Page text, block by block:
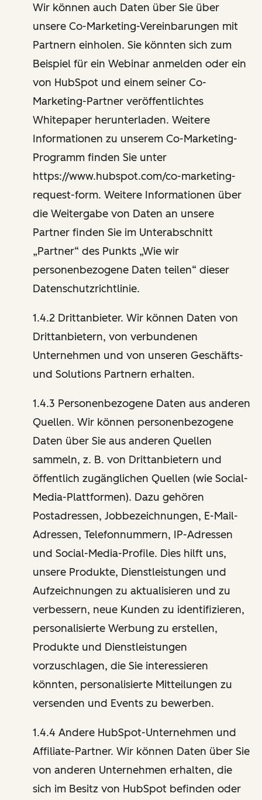
Wir können auch Daten über Sie über
unsere Co-Marketing-Vereinbarungen mit
Partnern einholen. Sie könnten sich zum
Beispiel für ein Webinar anmelden oder ein
von HubSpot und einem seiner Co-
Marketing-Partner veröffentlichtes
Whitepaper herunterladen. Weitere
Informationen zu unserem Co-Marketing-
Programm finden Sie unter
https://www.hubspot.com/co-marketing-
request-form. Weitere Informationen über
die Weitergabe von Daten an unsere
Partner finden Sie im Unterabschnitt
„Partner“ des Punkts „Wie wir
personenbezogene Daten teilen“ dieser
Datenschutzrichtlinie.
1.4.2 Drittanbieter. Wir können Daten von
Drittanbietern, von verbundenen
Unternehmen und von unseren Geschäfts-
und Solutions Partnern erhalten.
1.4.3 Personenbezogene Daten aus anderen
Quellen. Wir können personenbezogene
Daten über Sie aus anderen Quellen
sammeln, z. B. von Drittanbietern und
öffentlich zugänglichen Quellen (wie Social-
Media-Plattformen). Dazu gehören
Postadressen, Jobbezeichnungen, E-Mail-
Adressen, Telefonnummern, IP-Adressen
und Social-Media-Profile. Dies hilft uns,
unsere Produkte, Dienstleistungen und
Aufzeichnungen zu aktualisieren und zu
verbessern, neue Kunden zu identifizieren,
personalisierte Werbung zu erstellen,
Produkte und Dienstleistungen
vorzuschlagen, die Sie interessieren
könnten, personalisierte Mitteilungen zu
versenden und Events zu bewerben.
1.4.4 Andere HubSpot-Unternehmen und
Affiliate-Partner. Wir können Daten über Sie
von anderen Unternehmen erhalten, die
sich im Besitz von HubSpot befinden oder